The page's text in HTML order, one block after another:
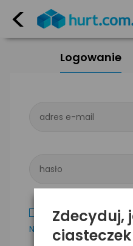
<
Logowanie
adres e-mail
hasło
Zapamiętaj mnie
Nie pamiętam hasła
Zdecyduj,